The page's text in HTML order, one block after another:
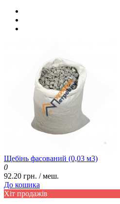
Щебінь фасований (0,03 м3)
0
92.20 грн. / меш.
До кошика
Хіт продажів